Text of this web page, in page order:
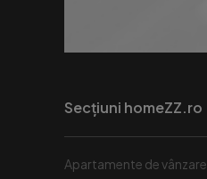
Secțiuni homeZZ.ro
Apartamente de vânzare